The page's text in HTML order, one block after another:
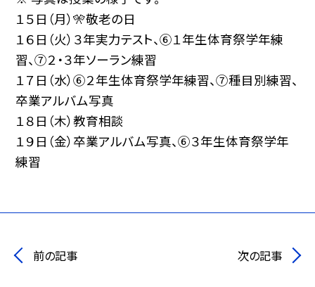
１５日（月）🎌敬老の日
１６日（火）３年実力テスト、⑥１年生体育祭学年練
習、⑦２・３年ソーラン練習
１７日（水）⑥２年生体育祭学年練習、⑦種目別練習、
卒業アルバム写真
１８日（木）教育相談
１９日（金）卒業アルバム写真、⑥３年生体育祭学年
練習
前の記事 次の記事